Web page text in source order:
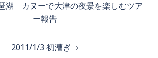
湖 カヌーで大津の夜景を楽しむツア
ー報告
2011/1/3 初漕ぎ